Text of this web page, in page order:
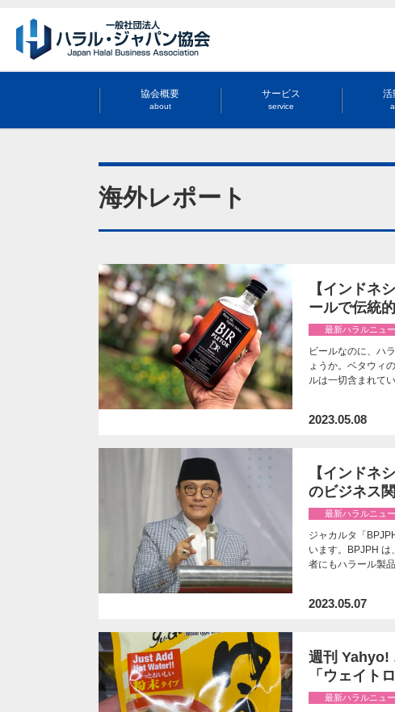
協会概要
about
サービス
service
活
海外レポート
【インドネ
ールで伝統
最新ハラルニュ
ビールなのに、ハ
ょうか。ベタウィ
ルは一切含まれて
2023.05.08
【インドネ
のビジネス
最新ハラルニュ
ジャカルタ「
います。BPJPH
者にもハラール製
2023.05.07
週刊 Yahyo!
「ウェイト
最新ハラルニュ